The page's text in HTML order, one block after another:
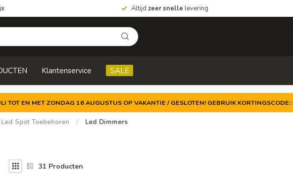
Altijd zeer snelle levering
Klantenservice SALE
TOT EN MET ZONDAG 16 AUGUSTUS OP VAKANTIE / GESLOTEN! GEBRUIK
Led Spot Toebehoren / Led Dimmers
31 Producten